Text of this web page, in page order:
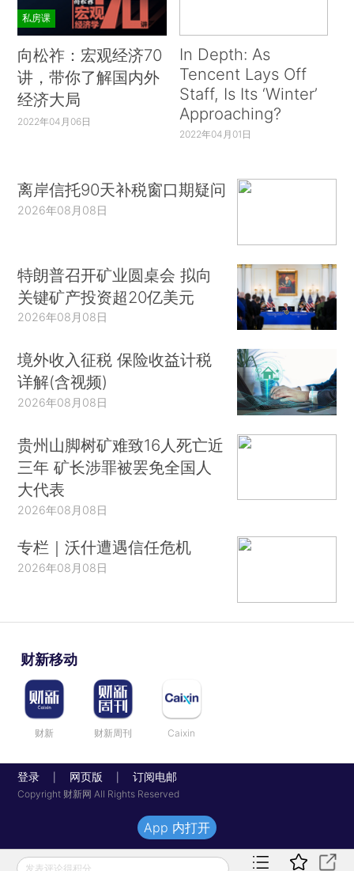
私房课
向松祚：宏观经济70
讲，带你了解国内外
经济大局
2022年04月06日
In Depth: As
Tencent Lays Off
Staff, Is Its ‘Winter’
Approaching?
2022年04月01日
离岸信托90天补税窗口期疑问
2026年08月08日
特朗普召开矿业圆桌会 拟向
关键矿产投资超20亿美元
2026年08月08日
境外收入征税 保险收益计税
详解(含视频)
2026年08月08日
贵州山脚树矿难致16人死亡近
三年 矿长涉罪被罢免全国人
大代表
2026年08月08日
专栏｜沃什遭遇信任危机
2026年08月08日
财新移动
财新 财新周刊 Caixin
登录 网页版 订阅电邮
Copyright 财新网 All Rights Reserved
发表评论得积分
App 内打开